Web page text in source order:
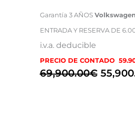
Garantía 3 AÑOS Volkswagen
ENTRADA Y RESERVA DE
i.v.a. deducible
PRECIO DE CONTADO
69,900.00€